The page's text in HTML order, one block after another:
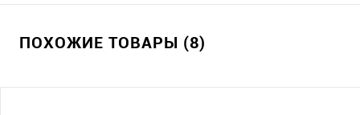
ПОХОЖИЕ ТОВАРЫ (8)